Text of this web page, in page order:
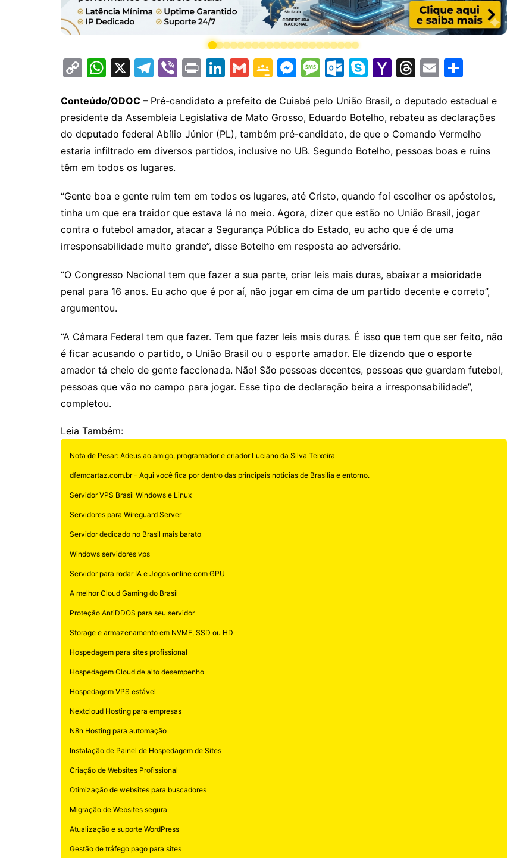
C
p
y
Li
n
W
at
s
A
p
X
T
e
gr
a
m
Vi
er
Pr
t
Li
k
e
dI
n
G
ai
l
G
o
gl
e
s
sr
o
m
M
s
s
e
er
M
s
s
a
g
O
lo
o
k.
m
S
y
p
e
Y
h
o
o
M
l
T
e
a
d
E
ai
l
ar
e
Conteúdo/ODOC – Pré-candidato a prefeito de Cuiabá pelo União Brasil, o deputado estadual e
presidente da Assembleia Legislativa de Mato Grosso, Eduardo Botelho, rebateu as declarações
do deputado federal Abílio Júnior (PL), também pré-candidato, de que o Comando Vermelho
estaria infiltrado em diversos partidos, inclusive no UB. Segundo Botelho, pessoas boas e ruins
têm em todos os lugares.
“Gente boa e gente ruim tem em todos os lugares, até Cristo, quando foi escolher os apóstolos,
tinha um que era traidor que estava lá no meio. Agora, dizer que estão no União Brasil, jogar
contra o futebol amador, atacar a Segurança Pública do Estado, eu acho que é de uma
irresponsabilidade muito grande”, disse Botelho em resposta ao adversário.
“O Congresso Nacional tem que fazer a sua parte, criar leis mais duras, abaixar a maioridade
penal para 16 anos. Eu acho que é por aí, não jogar em cima de um partido decente e correto”,
argumentou.
“A Câmara Federal tem que fazer. Tem que fazer leis mais duras. É isso que tem que ser feito, não
é ficar acusando o partido, o União Brasil ou o esporte amador. Ele dizendo que o esporte
amador tá cheio de gente faccionada. Não! São pessoas decentes, pessoas que guardam futebol,
pessoas que vão no campo para jogar. Esse tipo de declaração beira a irresponsabilidade”,
completou.
Leia Também:
Nota de Pesar: Adeus ao amigo, programador e criador Luciano da Silva Teixeira
dfemcartaz.com.br - Aqui você fica por dentro das principais noticias de Brasilia e entorno.
Servidor VPS Brasil Windows e Linux
Servidores para Wireguard Server
Servidor dedicado no Brasil mais barato
Windows servidores vps
Servidor para rodar IA e Jogos online com GPU
A melhor Cloud Gaming do Brasil
Proteção AntiDDOS para seu servidor
Storage e armazenamento em NVME, SSD ou HD
Hospedagem para sites profissional
Hospedagem Cloud de alto desempenho
Hospedagem VPS estável
Nextcloud Hosting para empresas
N8n Hosting para automação
Instalação de Painel de Hospedagem de Sites
Criação de Websites Profissional
Otimização de websites para buscadores
Migração de Websites segura
Atualização e suporte WordPress
Gestão de tráfego pago para sites